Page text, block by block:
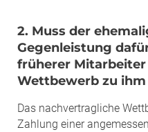
2. Muss der
Gegenleistung
früherer
Wettbewerb zu
Das nachvertragliche
Zahlung einer